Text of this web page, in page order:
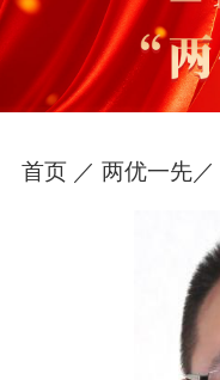
首页 ／ 两优一先／